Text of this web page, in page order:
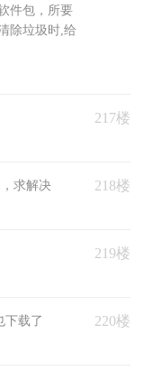
件包，所要
除垃圾时,给
217楼
218楼
求解决
219楼
220楼
下载了